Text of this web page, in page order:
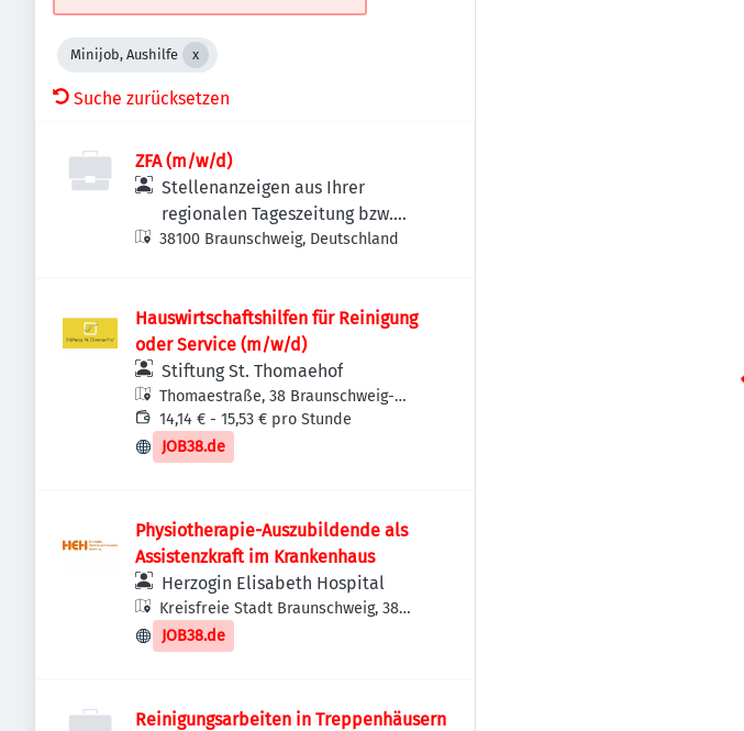
Minijob, Aushilfe
Suche zurücksetzen
ZFA (m/w/d)
Stellenanzeigen aus Ihrer
regionalen Tageszeitung bzw.
Anzeigenzeitung
38100 Braunschweig, Deutschland
Hauswirtschaftshilfen für Reinigung
oder Service (m/w/d)
Stiftung St. Thomaehof
Thomaestraße, 38 Braunschweig-
Westliches Ringgebiet, Deutschland
14,14 € - 15,53 € pro Stunde
JOB38.de
Physiotherapie-Auszubildende als
Assistenzkraft im Krankenhaus
Herzogin Elisabeth Hospital
Kreisfreie Stadt Braunschweig, 38
Braunschweig, Deutschland
JOB38.de
Reinigungsarbeiten in Treppenhäusern